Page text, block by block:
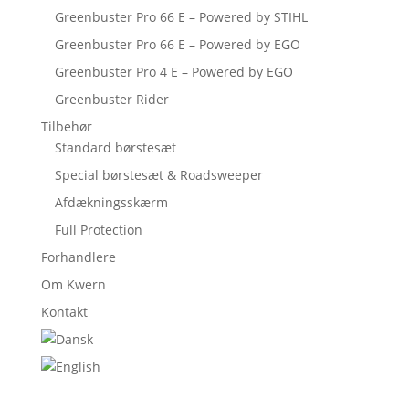
Greenbuster Pro 66 E – Powered by STIHL
Greenbuster Pro 66 E – Powered by EGO
Greenbuster Pro 4 E – Powered by EGO
Greenbuster Rider
Tilbehør
Standard børstesæt
Special børstesæt & Roadsweeper
Afdækningsskærm
Full Protection
Forhandlere
Om Kwern
Kontakt